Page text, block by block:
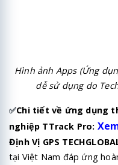
Hình ảnh Apps (Ứng
dễ sử dụng do
✅Chi tiết về ứng dụng
nghiệp TTrack Pro:
Định Vị GPS
tại Việt Nam đáp ứng